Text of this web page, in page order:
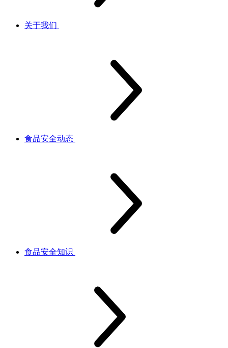
关于我们
食品安全动态
食品安全知识